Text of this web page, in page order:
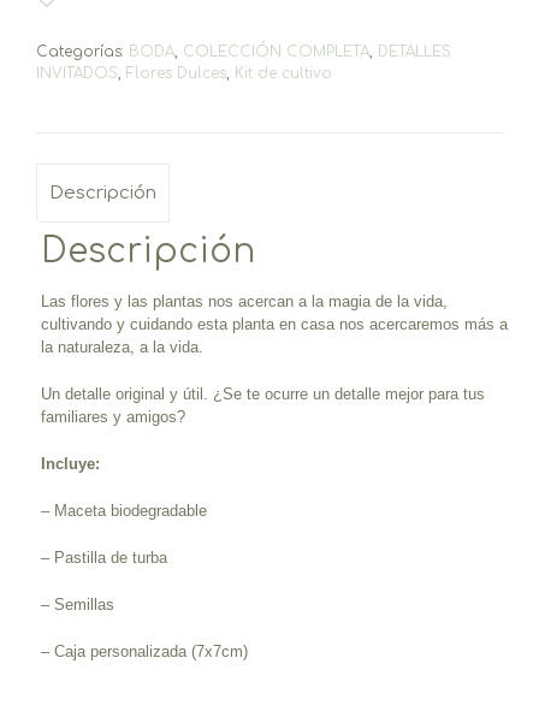
Categorías: BODA, COLECCIÓN COMPLETA, DETALLES
INVITADOS, Flores Dulces, Kit de cultivo
Descripción
Descripción
Las flores y las plantas nos acercan a la magia de la vida,
cultivando y cuidando esta planta en casa nos acercaremos más a
la naturaleza, a la vida.
Un detalle original y útil. ¿Se te ocurre un detalle mejor para tus
familiares y amigos?
Incluye:
– Maceta biodegradable
– Pastilla de turba
– Semillas
– Caja personalizada (7x7cm)